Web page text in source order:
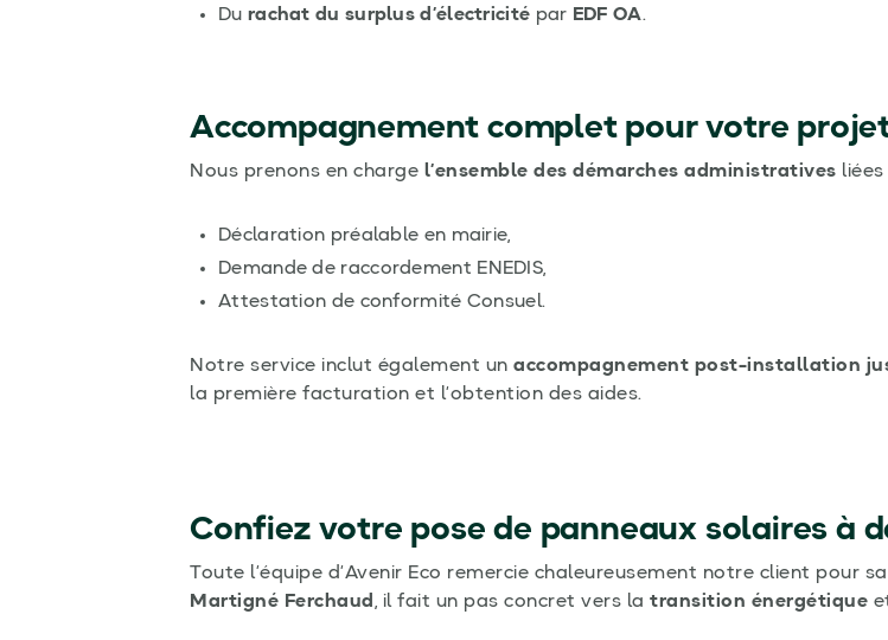
Du rachat du surplus d’électricité par EDF OA.
Accompagnement complet pour votre
Nous prenons en charge l’ensemble des démarches administratives
Déclaration préalable en mairie,
Demande de raccordement ENEDIS,
Attestation de conformité Consuel.
Notre service inclut également un accompagnement post-installation
la première facturation et l’obtention des aides.
Confiez votre pose de panneaux solaires à
Toute l’équipe d’Avenir Eco remercie chaleureusement notre client pour
Martigné Ferchaud , il fait un pas concret vers la transition énergétique